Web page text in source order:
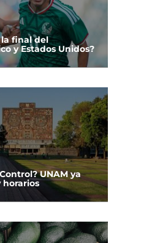
la final del
y Estados Unidos?
UNAM ya
horarios